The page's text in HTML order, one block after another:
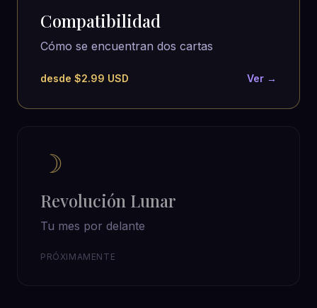
Compatibilidad
Cómo se encuentran dos cartas
desde $2.99 USD Ver →
☽
Revolución Lunar
Tu mes por delante
PRÓXIMAMENTE